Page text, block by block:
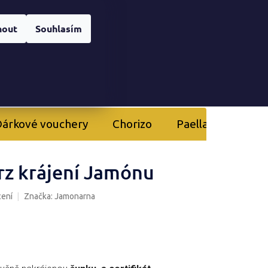
Souhlasím
vouchery Chorizo Paella
krájení Jamónu
Značka: Jamonarna